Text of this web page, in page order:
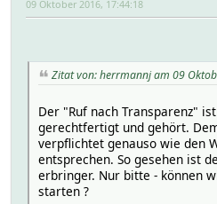
09 Oktober 2016, 17:44:18
Zitat von: herrmannj am 09
Der "Ruf nach Transparenz"
gerechtfertigt und gehört.
verpflichtet genauso wie den
entsprechen. So gesehen ist
erbringer. Nur bitte - können
starten ?